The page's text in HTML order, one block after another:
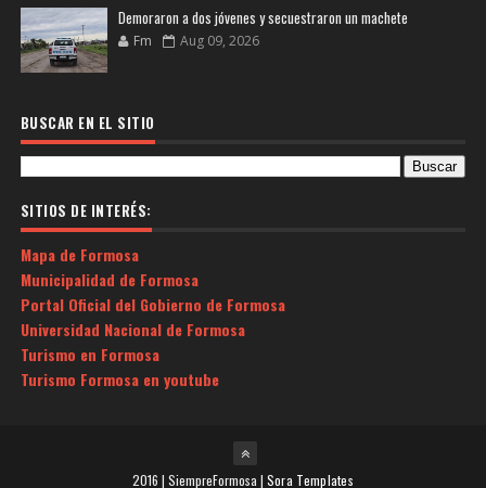
Demoraron a dos jóvenes y secuestraron un machete
Fm Aug 09, 2026
BUSCAR EN EL SITIO
SITIOS DE INTERÉS:
Mapa de Formosa
Municipalidad de Formosa
Portal Oficial del Gobierno de Formosa
Universidad Nacional de Formosa
Turismo en Formosa
Turismo Formosa en youtube
2016 | SiempreFormosa | Sora Templates